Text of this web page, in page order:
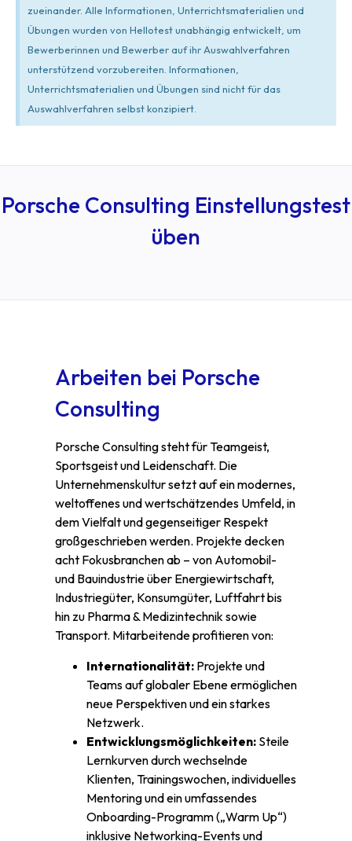
zueinander. Alle Informationen, Unterrichtsmaterialien und
Übungen wurden von Hellotest unabhängig entwickelt, um
Bewerberinnen und Bewerber auf ihr Auswahlverfahren
unterstützend vorzubereiten. Informationen,
Unterrichtsmaterialien und Übungen sind nicht für das
Auswahlverfahren selbst konzipiert.
Porsche Consulting Einstellungstest
üben
Arbeiten bei Porsche
Consulting
Porsche Consulting steht für Teamgeist,
Sportsgeist und Leidenschaft. Die
Unternehmenskultur setzt auf ein modernes,
weltoffenes und wertschätzendes Umfeld, in
dem Vielfalt und gegenseitiger Respekt
großgeschrieben werden. Projekte decken
acht Fokusbranchen ab – von Automobil-
und Bauindustrie über Energiewirtschaft,
Industriegüter, Konsumgüter, Luftfahrt bis
hin zu Pharma & Medizintechnik sowie
Transport. Mitarbeitende profitieren von:
Internationalität: Projekte und
Teams auf globaler Ebene ermöglichen
neue Perspektiven und ein starkes
Netzwerk.
Entwicklungsmöglichkeiten: Steile
Lernkurven durch wechselnde
Klienten, Trainingswochen, individuelles
Mentoring und ein umfassendes
Onboarding-Programm („Warm Up“)
inklusive Networking-Events und